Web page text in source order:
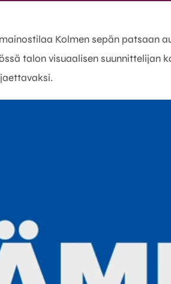
Kolmen sepän patsaan
talon visuaalisen suunnittelijan